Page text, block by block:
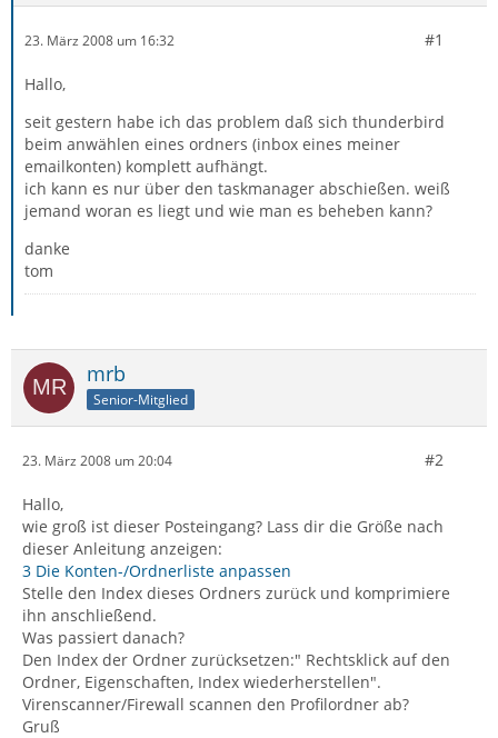
23. März 2008 um 16:32 #1
Hallo,
seit gestern habe ich das problem daß sich thunderbird
beim anwählen eines ordners (inbox eines meiner
emailkonten) komplett aufhängt.
ich kann es nur über den taskmanager abschießen. weiß
jemand woran es liegt und wie man es beheben kann?
danke
tom
mrb
Senior-Mitglied
23. März 2008 um 20:04 #2
Hallo,
wie groß ist dieser Posteingang? Lass dir die Größe nach
dieser Anleitung anzeigen:
3 Die Konten-/Ordnerliste anpassen
Stelle den Index dieses Ordners zurück und komprimiere
ihn anschließend.
Was passiert danach?
Den Index der Ordner zurücksetzen:" Rechtsklick auf den
Ordner, Eigenschaften, Index wiederherstellen".
Virenscanner/Firewall scannen den Profilordner ab?
Gruß